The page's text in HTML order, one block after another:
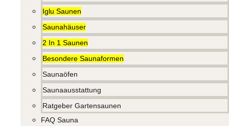
Iglu Saunen
Saunahäuser
2 In 1 Saunen
Besondere Saunaformen
Saunaöfen
Saunaausstattung
Ratgeber Gartensaunen
FAQ Sauna